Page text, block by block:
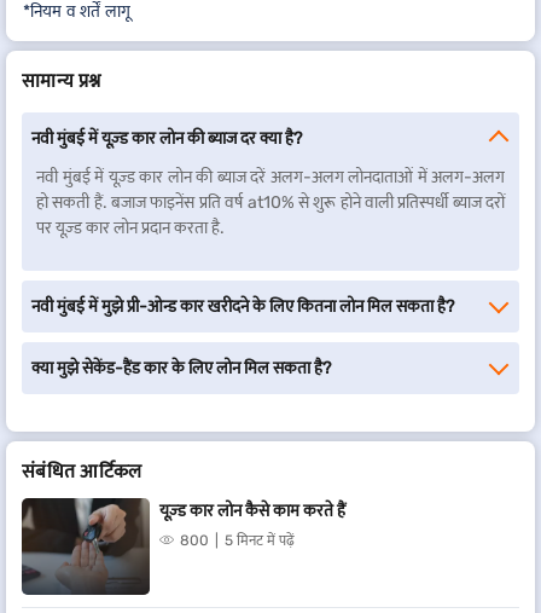
*नियम व शर्तें लागू
सामान्य प्रश्न
नवी मुंबई में यूज़्ड कार लोन की ब्याज दर क्या है?
नवी मुंबई में यूज़्ड कार लोन की ब्याज दरें अलग-अलग लोनदाताओं में अलग-अलग
हो सकती हैं. बजाज फाइनेंस प्रति वर्ष at10% से शुरू होने वाली प्रतिस्पर्धी ब्याज दरों
पर यूज़्ड कार लोन प्रदान करता है.
नवी मुंबई में मुझे प्री-ओन्ड कार खरीदने के लिए कितना लोन मिल सकता है?
क्या मुझे सेकेंड-हैंड कार के लिए लोन मिल सकता है?
संबंधित आर्टिकल
यूज़्ड कार लोन कैसे काम करते हैं
800 5 मिनट में पढ़ें